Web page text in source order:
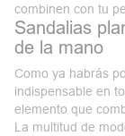
combinen con tu
Sandalias
de la mano
Como ya habrás
indispensable en
elemento que
La multitud de